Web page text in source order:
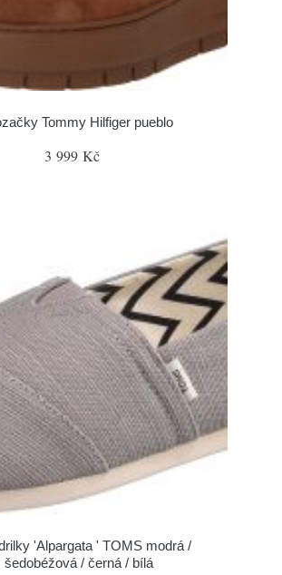
Tommy Hilfiger pueblo
3 999 Kč
'Alpargata ' TOMS modrá /
šedobéžová / černá / bílá